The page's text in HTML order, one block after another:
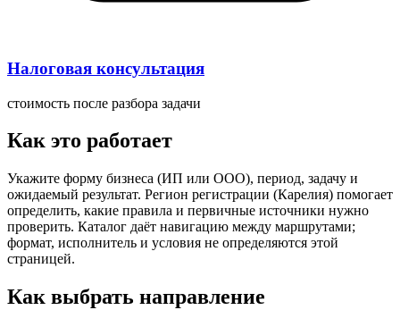
Налоговая консультация
стоимость после разбора задачи
Как это работает
Укажите форму бизнеса (ИП или ООО), период, задачу и
ожидаемый результат. Регион регистрации (Карелия) помогает
определить, какие правила и первичные источники нужно
проверить. Каталог даёт навигацию между маршрутами;
формат, исполнитель и условия не определяются этой
страницей.
Как выбрать направление